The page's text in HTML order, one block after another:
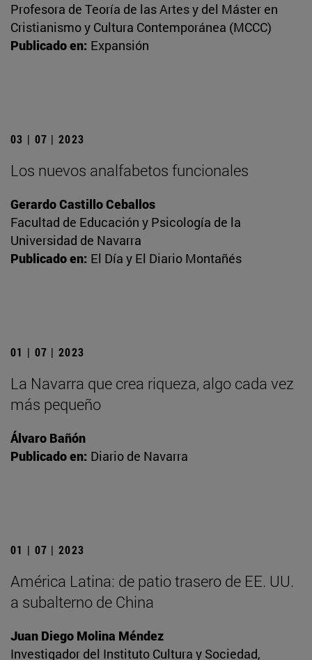
Profesora de Teoría de las Artes y del Máster en
Cristianismo y Cultura Contemporánea (MCCC)
Publicado en: Expansión
03 | 07 | 2023
Los nuevos analfabetos funcionales
Gerardo Castillo Ceballos
Facultad de Educación y Psicología de la
Universidad de Navarra
Publicado en: El Día y El Diario Montañés
01 | 07 | 2023
La Navarra que crea riqueza, algo cada vez
más pequeño
Álvaro Bañón
Publicado en: Diario de Navarra
01 | 07 | 2023
América Latina: de patio trasero de EE. UU.
a subalterno de China
Juan Diego Molina Méndez
Investigador del Instituto Cultura y Sociedad,